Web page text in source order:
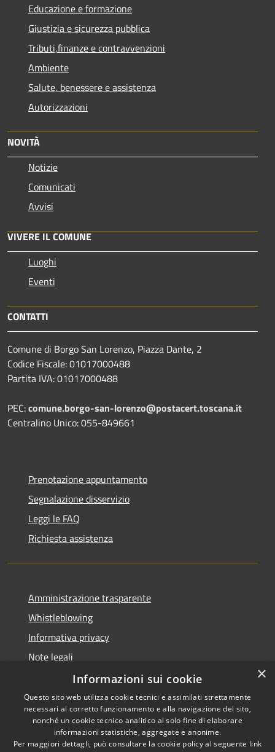
Educazione e formazione
Giustizia e sicurezza pubblica
Tributi,finanze e contravvenzioni
Ambiente
Salute, benessere e assistenza
Autorizzazioni
NOVITÀ
Notizie
Comunicati
Avvisi
VIVERE IL COMUNE
Luoghi
Eventi
CONTATTI
Comune di Borgo San Lorenzo, Piazza Dante, 2
Codice Fiscale: 01017000488
Partita IVA: 01017000488
PEC:comune.borgo-san-lorenzo@postacert.toscana.it
Centralino Unico: 055-849661
Prenotazione appuntamento
Segnalazione disservizio
Leggi le FAQ
Richiesta assistenza
Amministrazione trasparente
Whistleblowing
Informativa privacy
Note legali
Dichiarazione di accessibilità
RSS
Copyright © 2026 • Comune di
×
Informazioni sui cookie
Questo sito web utilizza cookie tecnici e assimilati strettamente
necessari al corretto funzionamento e alla navigazione del sito,
nonché un cookie tecnico analitico al solo fine di elaborare
informazioni statistiche, aggregate e anonime.
Per maggiori dettagli, può consultare la cookie policy al seguente link